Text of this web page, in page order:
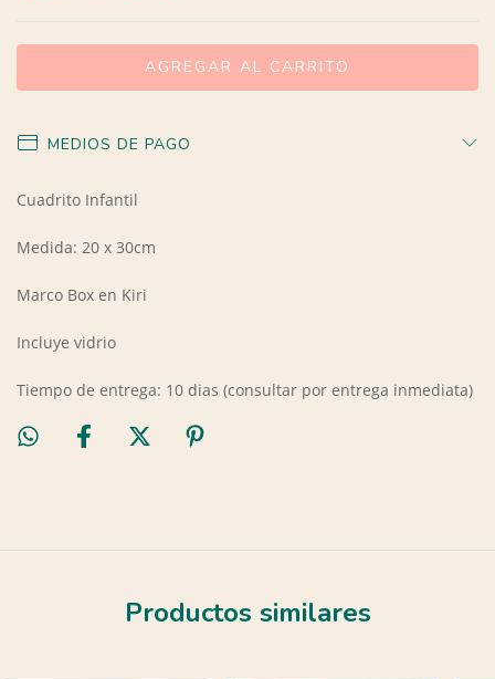
MEDIOS DE PAGO
Cuadrito Infantil
Medida: 20 x 30cm
Marco Box en Kiri
Incluye vidrio
Tiempo de entrega: 10 dias (consultar por entrega inmediata)
Productos similares